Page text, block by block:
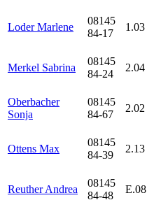
Loder Marlene
08145
84-17
1.03
Merkel Sabrina
08145
84-24
2.04
Oberbacher
Sonja
08145
84-67
2.02
Ottens Max
08145
84-39
2.13
Reuther Andrea
08145
84-48
E.08